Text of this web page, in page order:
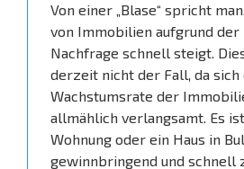
Von einer „Blase“ spricht
von Immobilien aufgrund der
Nachfrage schnell steigt.
derzeit nicht der Fall, da sich
Wachstumsrate der
allmählich verlangsamt. Es
Wohnung oder ein Haus in
gewinnbringend und schnell